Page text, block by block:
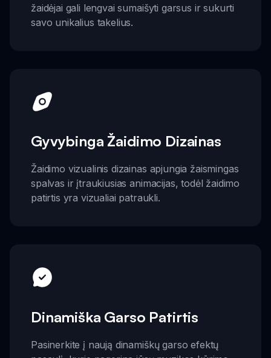
žaidėjai gali lengvai sumaišyti garsus ir sukurti
savo unikalius takelius.
Gyvybinga Žaidimo Dizainas
Žaidimo vizualinis dizainas apjungia žaismingas
spalvas ir įtraukiusias animacijas, todėl žaidimo
patirtis yra vizualiai patraukli.
Dinamiška Garso Patirtis
Pasinerkite į naują dinamiškų garso efektų